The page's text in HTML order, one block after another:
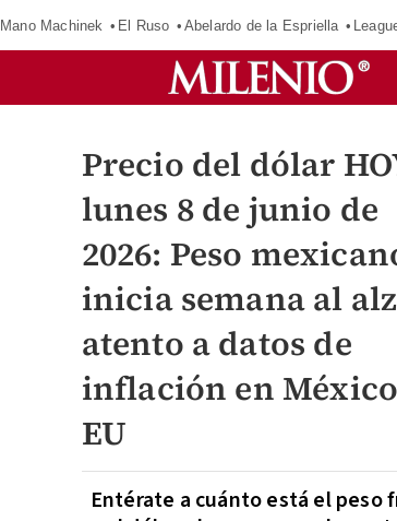
Mano Machinek El Ruso Abelardo de la Espriella
Precio del dólar
lunes 8 de junio de
2026: Peso
inicia semana al
atento a datos de
inflación en
EU
Entérate a cuánto está el peso